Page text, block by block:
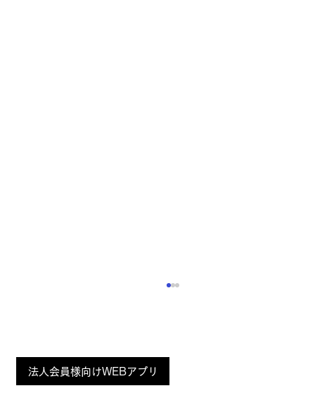
ZOZOが運営するWEBメディア「Fashion
Tech News」で、 当社の製品が誇る“かけ心地
法人会員様向けWEBアプリ